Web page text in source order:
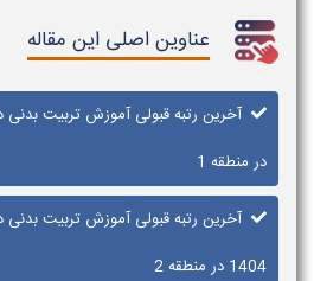
عناوین اصلی این مقاله
در منطقه 1
1404 در منطقه 2